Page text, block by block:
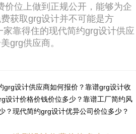
价位上做到正规公开，能够为企
获取grg设计并不可能是方
靠得住的现代简约grg设计供应
grg供应商。
grg设计供应商如何报价？靠谱grg设计收
设计价格价钱价位多少？靠谱工厂简约风
？现代简约grg设计优异公司价位多少？